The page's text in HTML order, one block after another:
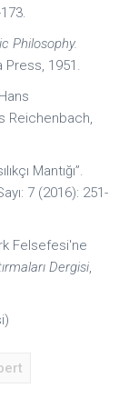
Philosophy.
Press, 1951.
Reichenbach,
Mantığı”.
7 (2016): 251-
Felsefesi'ne
Dergisi,